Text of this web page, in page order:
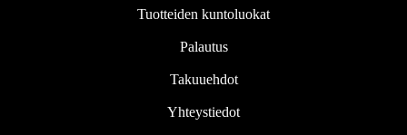
Tuotteiden kuntoluokat
Palautus
Takuuehdot
Yhteystiedot